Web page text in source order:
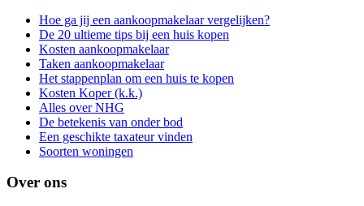
Hoe ga jij een aankoopmakelaar vergelijken?
De 20 ultieme tips bij een huis kopen
Kosten aankoopmakelaar
Taken aankoopmakelaar
Het stappenplan om een huis te kopen
Kosten Koper (k.k.)
Alles over NHG
De betekenis van onder bod
Een geschikte taxateur vinden
Soorten woningen
Over ons